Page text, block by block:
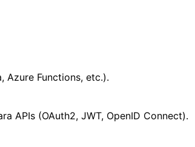
Azure Functions, etc.).
APIs (OAuth2, JWT, OpenID Connect).